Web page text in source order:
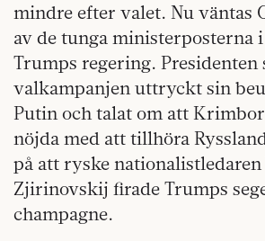
mindre efter valet. Nu väntas
av de tunga ministerposterna
Trumps regering. Presidenten
valkampanjen uttryckt sin
Putin och talat om att
nöjda med att tillhöra
på att ryske
Zjirinovskij firade Trumps
champagne.